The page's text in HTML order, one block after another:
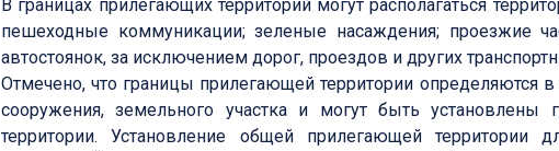
В границах прилегающих территорий могут располагаться
пешеходные коммуникации; зеленые насаждения; проезжие
автостоянок, за исключением дорог, проездов и других
Отмечено, что границы прилегающей территории определяются
сооружения, земельного участка и могут быть
территории. Установление общей прилегающей территории